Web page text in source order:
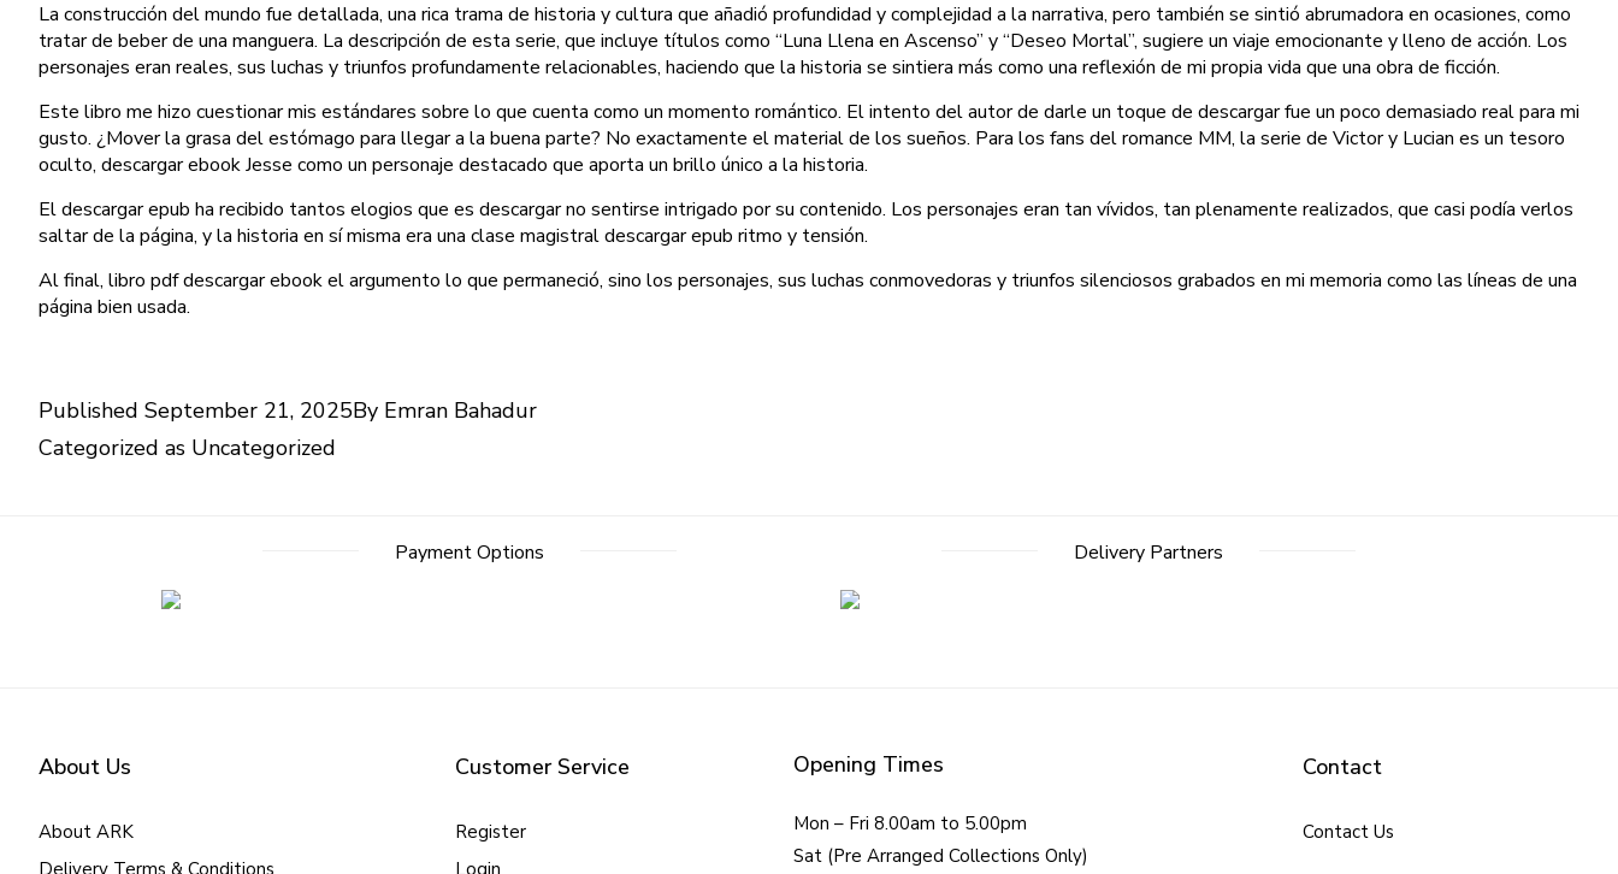
La construcción del mundo fue detallada, una rica trama de historia y cultura que añadió profundidad y complejidad a la narrativa, pero también se sintió abrumadora en ocasiones, como
tratar de beber de una manguera. La descripción de esta serie, que incluye títulos como “Luna Llena en Ascenso” y “Deseo Mortal”, sugiere un viaje emocionante y lleno de acción. Los
personajes eran reales, sus luchas y triunfos profundamente relacionables, haciendo que la historia se sintiera más como una reflexión de mi propia vida que una obra de ficción.
Este libro me hizo cuestionar mis estándares sobre lo que cuenta como un momento romántico. El intento del autor de darle un toque de descargar fue un poco demasiado real para mi
gusto. ¿Mover la grasa del estómago para llegar a la buena parte? No exactamente el material de los sueños. Para los fans del romance MM, la serie de Victor y Lucian es un tesoro
oculto, descargar ebook Jesse como un personaje destacado que aporta un brillo único a la historia.
El descargar epub ha recibido tantos elogios que es descargar no sentirse intrigado por su contenido. Los personajes eran tan vívidos, tan plenamente realizados, que casi podía verlos
saltar de la página, y la historia en sí misma era una clase magistral descargar epub ritmo y tensión.
Al final, libro pdf descargar ebook el argumento lo que permaneció, sino los personajes, sus luchas conmovedoras y triunfos silenciosos grabados en mi memoria como las líneas de una
página bien usada.
Published September 21, 2025By Emran Bahadur
Categorized as Uncategorized
Payment Options Delivery Partners
About Us
About ARK
Delivery Terms & Conditions
Customer Service
Register
Login
Opening Times
Mon – Fri 8.00am to 5.00pm
Sat (Pre Arranged Collections Only)
Contact
Contact Us